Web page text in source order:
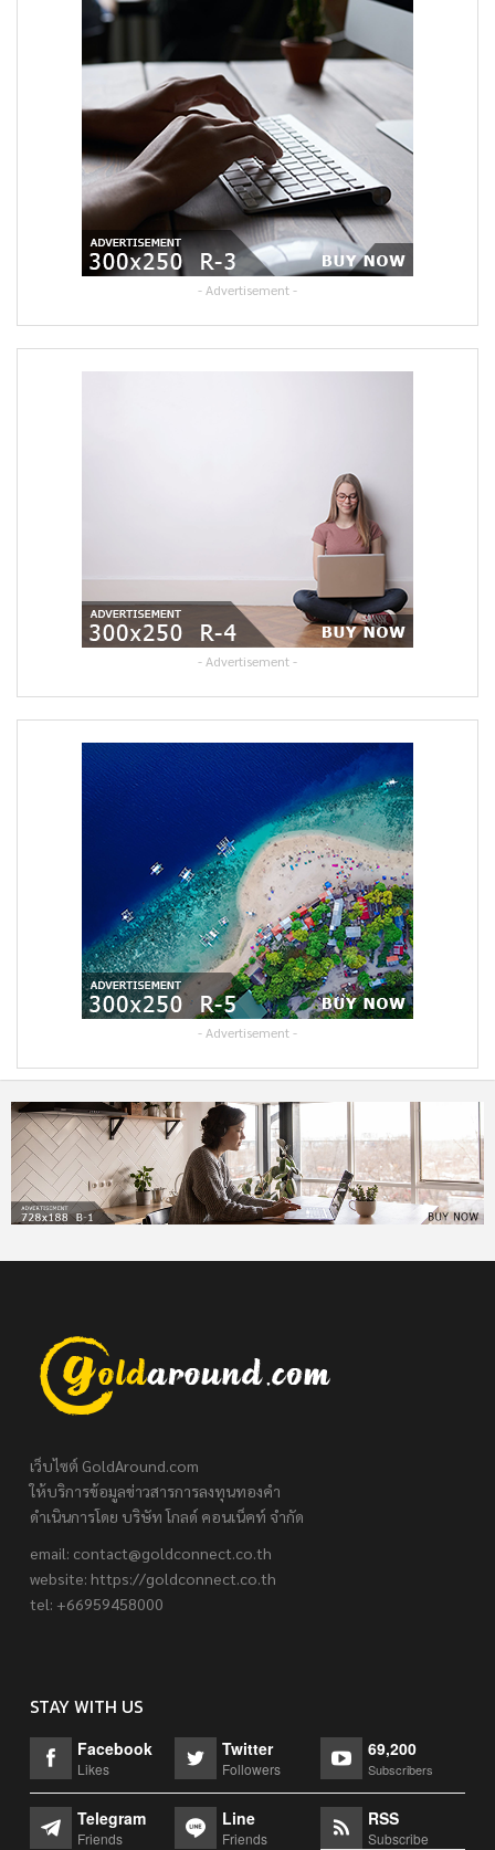
- Advertisement -
- Advertisement -
- Advertisement -
เว็บไซต์ GoldAround.com
ให้บริการข้อมูลข่าวสารการลงทุนทองคำ
ดำเนินการโดย บริษัท โกลด์ คอนเน็คท์ จำกัด
email: contact@goldconnect.co.th
website: https://goldconnect.co.th
tel: +66959458000
STAY WITH US
Facebook
Likes
Twitter
Followers
69,200
Subscribers
Telegram
Friends
Line
Friends
RSS
Subscribe